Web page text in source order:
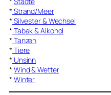
* Strand/Meer
* Silvester & Wechsel
* Tabak & Alkohol
* Tanzen
* Tiere
* Unsinn
* Wind & Wetter
* Winter